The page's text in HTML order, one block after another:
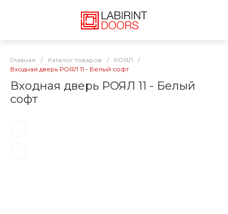
Главная / Каталог товаров / РОЯЛ
/
Входная дверь РОЯЛ 11 - Белый софт
Входная дверь РОЯЛ 11 - Белый
софт